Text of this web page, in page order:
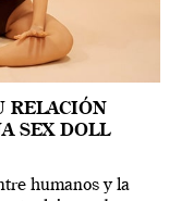
RELACIÓN
SEX DOLL
humanos y la